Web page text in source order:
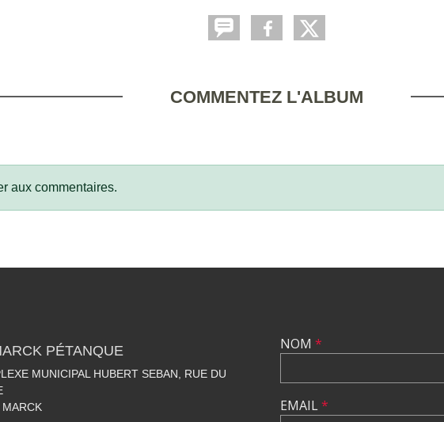
COMMENTEZ L'ALBUM
aux commentaires.
PÉTANQUE
MUNICIPAL HUBERT SEBAN, RUE DU
MARCK
NOM *
EMAIL*